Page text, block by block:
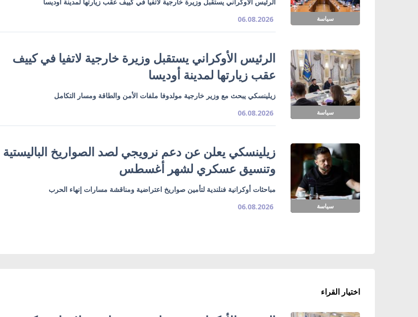
سياسة
06.08.2026
سياسة
الرئيس الأوكراني يستقبل وزيرة خارجية لاتفيا في كييف
عقب زيارتها لمدينة أوديسا
زيلينسكي يبحث مع وزير خارجية مولدوفا ملفات الأمن والطاقة ومسار التكامل
06.08.2026
سياسة
زيلينسكي يعلن عن دعم نرويجي لصد الصواريخ الباليستية
وتنسيق عسكري لشهر أغسطس
مباحثات أوكرانية فنلندية لتأمين صواريخ اعتراضية ومناقشة مسارات إنهاء الحرب
06.08.2026
اختيار القراء